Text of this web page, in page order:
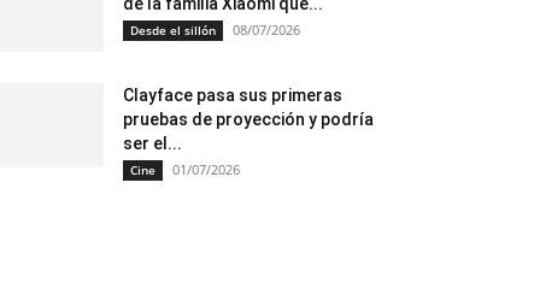
Desde el sillón 08/07/2026
Clayface pasa sus primeras
pruebas de proyección y podría
ser el...
Cine 01/07/2026